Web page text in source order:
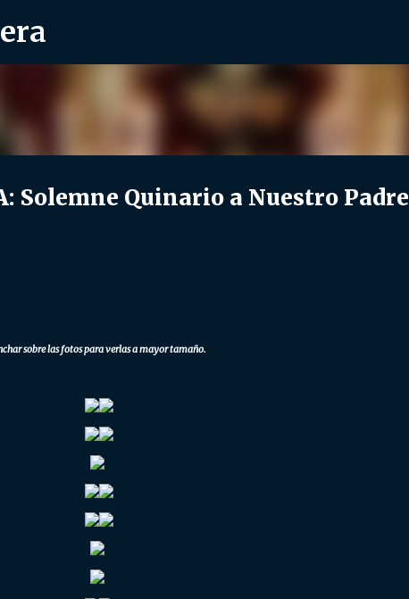
Solemne Quinario a Nuestro Padre
sobre las fotos para verlas a mayor tamaño.